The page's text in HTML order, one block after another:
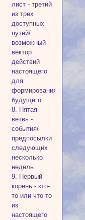
лист - третий
из трех
доступных
путей/
возможный
вектор
действий
настоящего
для
формирования
будущего.
8. Пятая
ветвь -
события/
предпосылки
следующих
несколько
недель.
9. Первый
корень - кто-
то или что-то
из
настоящего